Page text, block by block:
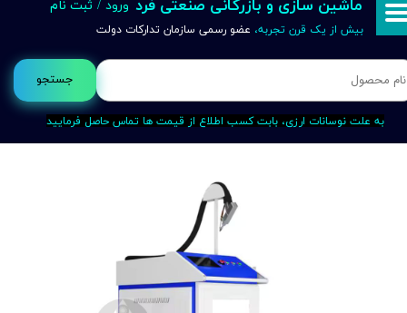
جستجو
ماشین سازی و بازرگانی صنعتی فرد
بیش از یک قرن تجربه، عضو رسمی سازمان تدارکات دولت
ورود / ثبت نام
به علت نوسانات ارزی، بابت کسب اطلاع از قیمت ها تماس حاصل فرمایید